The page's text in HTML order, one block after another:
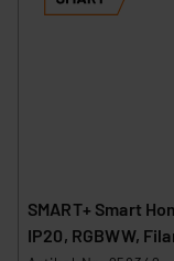
SMART+ Smart
IP20, RGBWW,